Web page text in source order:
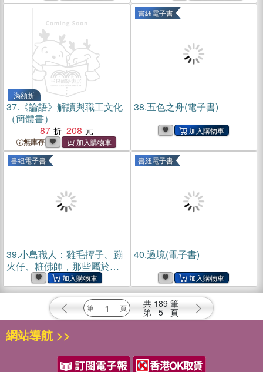
滿額折
37. 《論語》解讀與職工文化
（簡體書）
87
208
無庫存
書紐電子書
38.五色之舟(電子書)
書紐電子書
39.小島職人：雞毛撢子、蹦
火仔、粧佛師，那些屬於我
們的臺灣故事(電子書)
書紐電子書
40.過境(電子書)
共 189 筆
第 5 頁
網站導航 >>